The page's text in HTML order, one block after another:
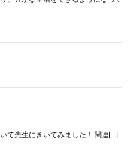
て先生にきいてみました！ 関連[…]